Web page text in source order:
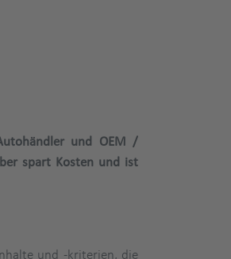
und OEM /
spart Kosten und ist
und -kriterien, die